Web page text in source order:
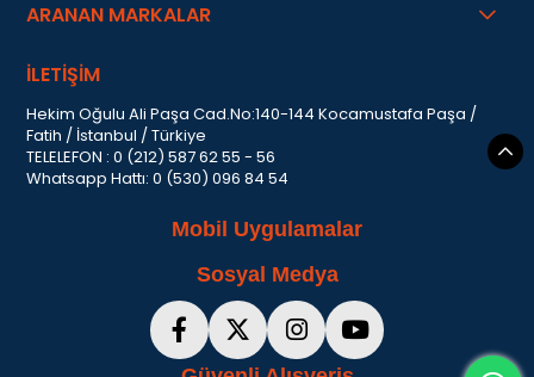
ARANAN MARKALAR
İLETİŞİM
Hekim Oğulu Ali Paşa Cad.No:140-144 Kocamustafa Paşa /
Fatih / İstanbul / Türkiye
TELELEFON : 0 (212) 587 62 55 - 56
Whatsapp Hattı: 0 (530) 096 84 54
Mobil Uygulamalar
Sosyal Medya